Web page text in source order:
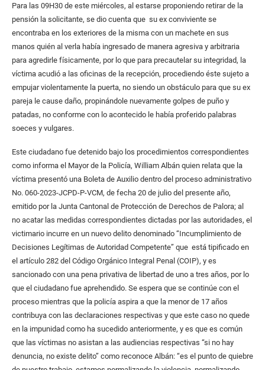
Para las 09H30 de este miércoles, al estarse proponiendo retirar de la
pensión la solicitante, se dio cuenta que su ex conviviente se
encontraba en los exteriores de la misma con un machete en sus
manos quién al verla había ingresado de manera agresiva y arbitraria
para agredirle físicamente, por lo que para precautelar su integridad, la
víctima acudió a las oficinas de la recepción, procediendo éste sujeto a
empujar violentamente la puerta, no siendo un obstáculo para que su ex
pareja le cause daño, propinándole nuevamente golpes de puño y
patadas, no conforme con lo acontecido le había proferido palabras
soeces y vulgares.
Este ciudadano fue detenido bajo los procedimientos correspondientes
como informa el Mayor de la Policía, William Albán quien relata que la
víctima presentó una Boleta de Auxilio dentro del proceso administrativo
No. 060-2023-JCPD-P-VCM, de fecha 20 de julio del presente año,
emitido por la Junta Cantonal de Protección de Derechos de Palora; al
no acatar las medidas correspondientes dictadas por las autoridades, el
victimario incurre en un nuevo delito denominado “Incumplimiento de
Decisiones Legítimas de Autoridad Competente” que está tipificado en
el artículo 282 del Código Orgánico Integral Penal (COIP), y es
sancionado con una pena privativa de libertad de uno a tres años, por lo
que el ciudadano fue aprehendido. Se espera que se continúe con el
proceso mientras que la policía aspira a que la menor de 17 años
contribuya con las declaraciones respectivas y que este caso no quede
en la impunidad como ha sucedido anteriormente, y es que es común
que las víctimas no asistan a las audiencias respectivas “si no hay
denuncia, no existe delito” como reconoce Albán: “es el punto de quiebre